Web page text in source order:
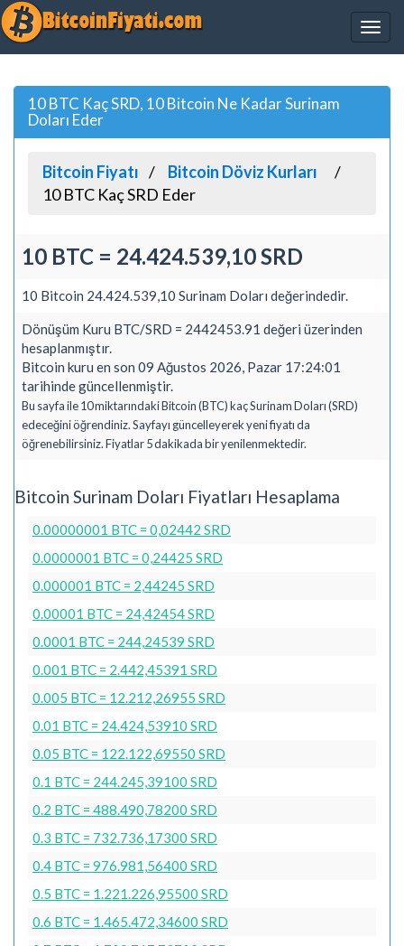
10 BTC Kaç SRD, 10 Bitcoin Ne Kadar Surinam
Doları Eder
Bitcoin Fiyatı
Bitcoin Döviz Kurları
10 BTC Kaç SRD Eder
10 BTC = 24.424.539,10 SRD
10 Bitcoin 24.424.539,10 Surinam Doları değerindedir.
Dönüşüm Kuru BTC/SRD = 2442453.91 değeri üzerinden
hesaplanmıştır.
Bitcoin kuru en son 09 Ağustos 2026, Pazar 17:24:01
tarihinde güncellenmiştir.
Bu sayfa ile 10 miktarındaki Bitcoin (BTC) kaç Surinam Doları (SRD)
edeceğini öğrendiniz. Sayfayı güncelleyerek yeni fiyatı da
öğrenebilirsiniz. Fiyatlar 5 dakikada bir yenilenmektedir.
Bitcoin Surinam Doları Fiyatları Hesaplama
0.00000001 BTC = 0,02442 SRD
0.0000001 BTC = 0,24425 SRD
0.000001 BTC = 2,44245 SRD
0.00001 BTC = 24,42454 SRD
0.0001 BTC = 244,24539 SRD
0.001 BTC = 2.442,45391 SRD
0.005 BTC = 12.212,26955 SRD
0.01 BTC = 24.424,53910 SRD
0.05 BTC = 122.122,69550 SRD
0.1 BTC = 244.245,39100 SRD
0.2 BTC = 488.490,78200 SRD
0.3 BTC = 732.736,17300 SRD
0.4 BTC = 976.981,56400 SRD
0.5 BTC = 1.221.226,95500 SRD
0.6 BTC = 1.465.472,34600 SRD